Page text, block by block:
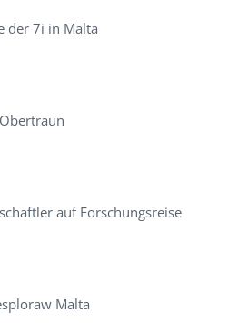
der 7i in Malta
auf Forschungsreise
Malta